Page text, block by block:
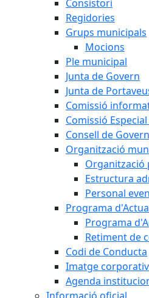
Consistori
Regidories
Grups municipals
Mocions
Ple municipal
Junta de Govern
Junta de
Comissió
Comissió
Consell de Govern
Organització
Organització
Estructura
Personal
Programa
Programa
Retiment de
Codi de Conducta
Imatge
Agenda